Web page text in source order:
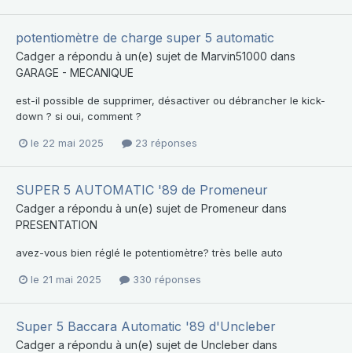
potentiomètre de charge super 5 automatic
Cadger a répondu à un(e) sujet de Marvin51000 dans
GARAGE - MECANIQUE
est-il possible de supprimer, désactiver ou débrancher le kick-
down ? si oui, comment ?
le 22 mai 2025 23 réponses
SUPER 5 AUTOMATIC '89 de Promeneur
Cadger a répondu à un(e) sujet de Promeneur dans
PRESENTATION
avez-vous bien réglé le potentiomètre? très belle auto
le 21 mai 2025 330 réponses
Super 5 Baccara Automatic '89 d'Uncleber
Cadger a répondu à un(e) sujet de Uncleber dans